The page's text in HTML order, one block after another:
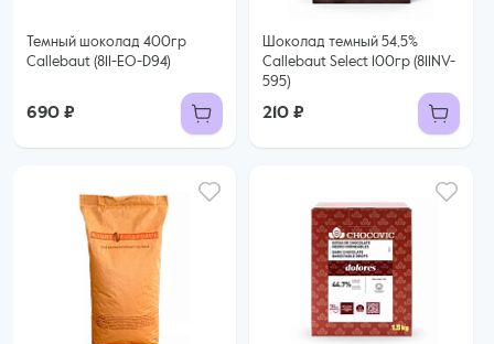
Темный шоколад 400гр
Callebaut (811-EO-D94)
690 ₽
Шоколад темный 54,5%
Callebaut Select 100гр (811NV-
595)
210 ₽